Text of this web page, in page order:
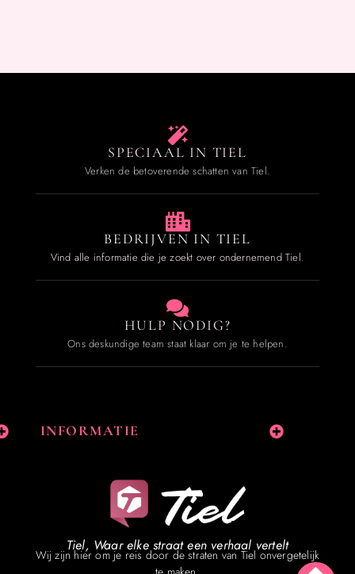
SPECIAAL IN TIEL
Verken de betoverende schatten van Tiel.
BEDRIJVEN IN TIEL
Vind alle informatie die je zoekt over ondernemend Tiel.
HULP NODIG?
Ons deskundige team staat klaar om je te helpen.
INFORMATIE
Tiel, Waar elke straat een verhaal vertelt
Wij zijn hier om je reis door de straten van Tiel onvergetelijk